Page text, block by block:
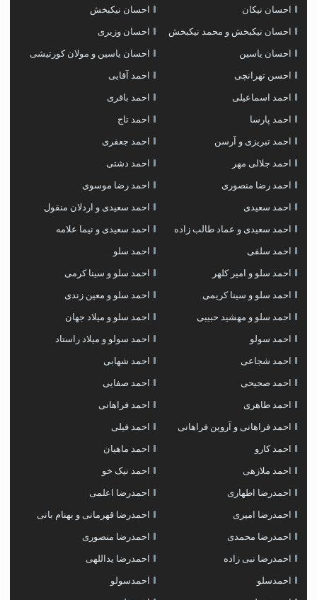
احسان نیکان احسان نیکبخش
احسان نیکبخش و محمد نیکبخش احسان وزیری
احسان یاسین احسان یاسین و مولان کورتیشی
احسن تهرانچی احمد آقایی
احمد اسماعیلی احمد باقری
احمد پارسا احمد تاج
احمد تبریزی و آرسن احمد جعفری
احمد جلالی مهر احمد دشتی
احمد رضا منصوری احمد رضا موسوی
احمد سعیدی احمد سعیدی و اردلان منقول
احمد سعیدی و عماد طالب زاده احمد سعیدی و نیما علامه
احمد سلفی احمد سلو
احمد سلو و امیر کلهر احمد سلو و سینا کرمی
احمد سلو و سینا کریمی احمد سلو و معین زندی
احمد سلو و مهشید حبیبی احمد سلو و میلاد جهان
احمد سولو احمد سولو و میلاد راستاد
احمد شجاعی احمد شهابی
احمد صحیحی احمد صفایی
احمد طاهری احمد فراهانی
احمد فراهانی و آروین فراهانی احمد فیلی
احمد کارو احمد ماهیان
احمد ملازهی احمد نیک خو
احمدرضا اطهاری احمدرضا اعلمی
احمدرضا امیری احمدرضا قهرمانی و بهنام بانی
احمدرضا محمدی احمدرضا منصوری
احمدرضا نبی زاده احمدرضا یداللهی
احمدسلو احمدسولو